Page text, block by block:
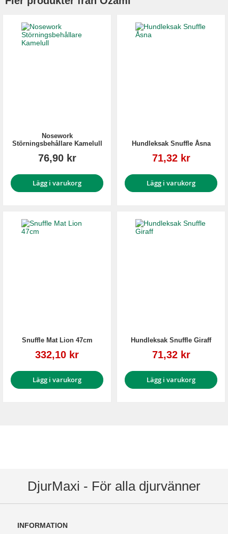
Nosework
Störningsbehållare Kamelull
76,90 kr
Lägg i varukorg
Hundleksak Snuffle Åsna
Reapris
71,32 kr
Lägg i varukorg
Snuffle Mat Lion 47cm
Reapris
332,10 kr
Lägg i varukorg
Hundleksak Snuffle Giraff
Reapris
71,32 kr
Lägg i varukorg
DjurMaxi - För alla djurvänner
INFORMATION